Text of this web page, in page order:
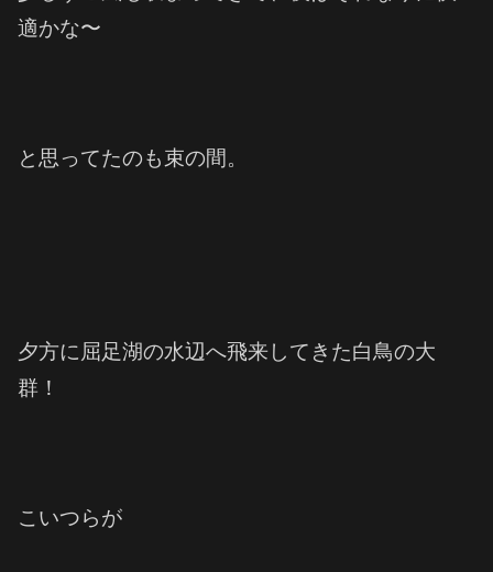
適かな〜
と思ってたのも束の間。
夕方に屈足湖の水辺へ飛来してきた白鳥の大
群！
こいつらが